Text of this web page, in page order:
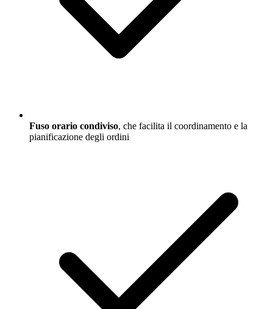
Fuso orario condiviso, che facilita il coordinamento e la
pianificazione degli ordini